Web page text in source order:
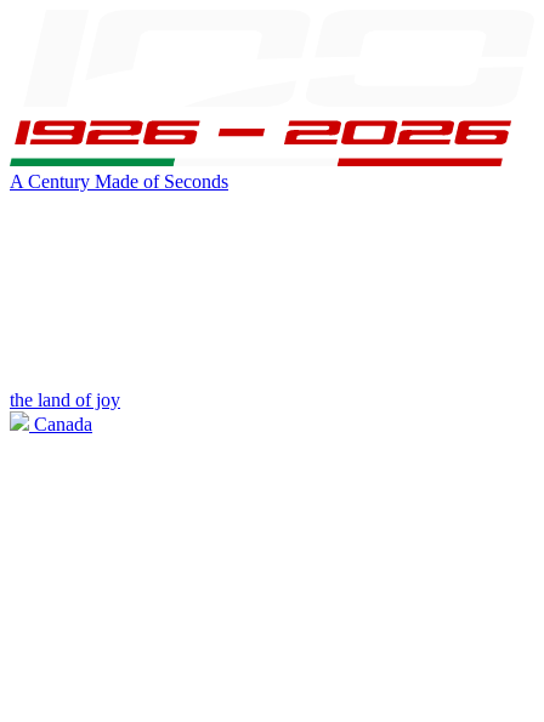
A Century Made of Seconds
the land of joy
Canada